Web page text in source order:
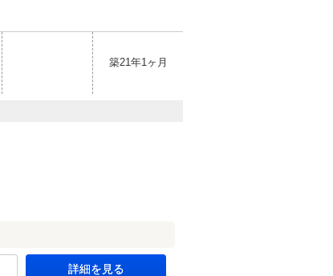
築21年1ヶ月
詳細を見る